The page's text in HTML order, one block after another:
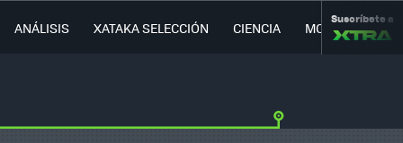
ANÁLISIS XATAKA SELECCIÓN CIENCIA MOVILIDAD
Suscríbete a